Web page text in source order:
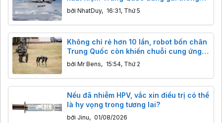
điệp gì tới các nhóm tàu sân bay?
bởi NhatDuy, 16:31, Thứ 5
Không chỉ rẻ hơn 10 lần, robot bốn chân
Trung Quốc còn khiến chuỗi cung ứng
phương Tây rơi vào thế khó như thế nào?
bởi Mr Bens, 15:54, Thứ 2
Nếu đã nhiễm HPV, vắc xin điều trị có thể
là hy vọng trong tương lai?
bởi Jinu, 01/08/2026